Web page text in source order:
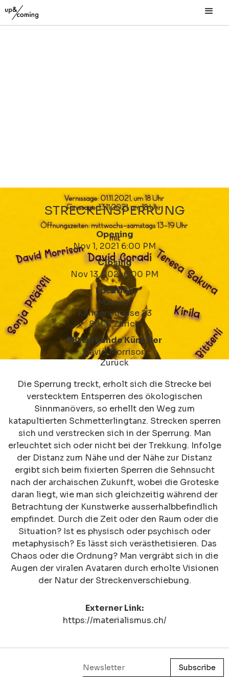
STRECKENSPERRUNG
Opening
Nov 1, 2021 6:00 PM
Closing
Nov 13, 2021 6:00 PM
Location
Material
Klingenstrasse 23
8005 Zürich
Mitwirkende Künstler
David Morrison
Zurück
Die Sperrung treckt, erholt sich die Strecke bei
verstecktem Entsperren des ökologischen
Sinnmanövers, so erhellt den Weg zum
katapultierten Schmetterlingtanz. Strecken sperren
sich und verstrecken sich in der Sperrung. Man
erleuchtet sich oder nicht bei der Trekkung. Infolge
der Distanz zum Nähe und der Nähe zur Distanz
ergibt sich beim fixierten Sperren die Sehnsucht
nach der archaischen Zukunft, wobei die Groteske
daran liegt, wie man sich gleichzeitig während der
Betrachtung der Kunstwerke ausserhalbbefindlich
empfindet. Durch die Zeit oder den Raum oder die
Situation? Ist es physisch oder psychisch oder
metaphysisch? Es lässt sich verästhetisieren. Das
Chaos oder die Ordnung? Man vergräbt sich in die
Augen der viralen Avataren durch erholte Visionen
der Natur der Streckenverschiebung.
Externer Link:
https://materialismus.ch/